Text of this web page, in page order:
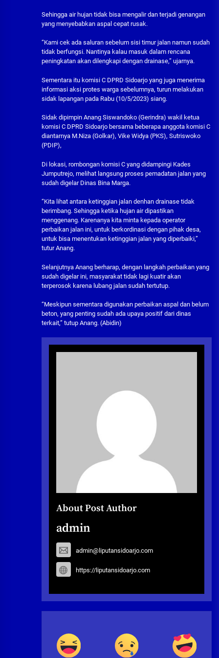
Sehingga air hujan tidak bisa mengalir dan terjadi genangan
yang menyebabkan aspal cepat rusak.
“Kami cek ada saluran sebelum sisi timur jalan namun sudah
tidak berfungsi. Nantinya kalau masuk dalam rencana
peningkatan akan dilengkapi dengan drainase,” ujarnya.
Sementara itu komisi C DPRD Sidoarjo yang juga menerima
informasi aksi protes warga sebelumnya, turun melakukan
sidak lapangan pada Rabu (10/5/2023) siang.
Sidak dipimpin Anang Siswandoko (Gerindra) wakil ketua
komisi C DPRD Sidoarjo bersama beberapa anggota komisi C
diantarnya M.Niza (Golkar), Vike Widya (PKS), Sutriswoko
(PDIP),
Di lokasi, rombongan komisi C yang didampingi Kades
Jumputrejo, melihat langsung proses pemadatan jalan yang
sudah digelar Dinas Bina Marga.
“Kita lihat antara ketinggian jalan denhan drainase tidak
berimbang. Sehingga ketika hujan air dipastikan
menggenang. Karenanya kita minta kepada operator
perbaikan jalan ini, untuk berkordinasi dengan pihak desa,
untuk bisa menentukan ketinggian jalan yang diperbaiki,”
tutur Anang.
Selanjutnya Anang berharap, dengan langkah perbaikan yang
sudah digelar ini, masyarakat tidak lagi kuatir akan
terperosok karena lubang jalan sudah tertutup.
“Meskipun sementara digunakan perbaikan aspal dan belum
beton, yang penting sudah ada upaya positif dari dinas
terkait,” tutup Anang. (Abidin)
About Post Author
admin
admin@liputansidoarjo.com
https://liputansidoarjo.com